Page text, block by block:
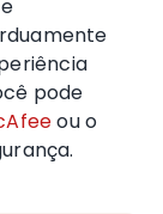
pode
ou o